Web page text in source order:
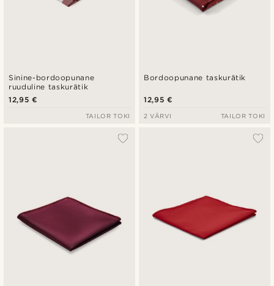
Sinine-bordoopunane
ruuduline taskurätik
12,95 €
TAILOR TOKI
Bordoopunane taskurätik
12,95 €
2 VÄRVI TAILOR TOKI